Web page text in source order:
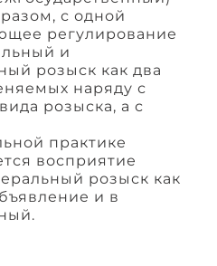
с одной
регулирование
и
розыск как два
наряду с
розыска, а с
практике
восприятие
розыск как
и в